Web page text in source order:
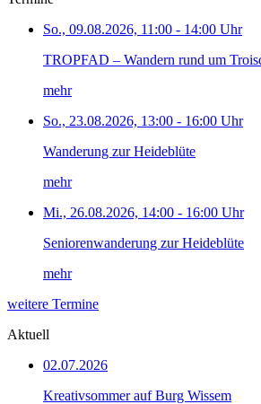
So., 09.08.2026, 11:00 - 14:00 Uhr
TROPFAD – Wandern rund um
mehr
So., 23.08.2026, 13:00 - 16:00 Uhr
Wanderung zur Heideblüte
mehr
Mi., 26.08.2026, 14:00 - 16:00 Uhr
Seniorenwanderung zur Heideblüte
mehr
weitere Termine
Aktuell
02.07.2026
Kreativsommer auf Burg Wissem